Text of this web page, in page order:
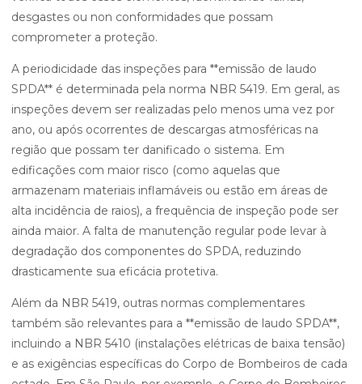
desgastes ou non conformidades que possam
comprometer a proteção.
A periodicidade das inspeções para **emissão de laudo
SPDA** é determinada pela norma NBR 5419. Em geral, as
inspeções devem ser realizadas pelo menos uma vez por
ano, ou após ocorrentes de descargas atmosféricas na
região que possam ter danificado o sistema. Em
edificações com maior risco (como aquelas que
armazenam materiais inflamáveis ou estão em áreas de
alta incidência de raios), a frequência de inspeção pode ser
ainda maior. A falta de manutenção regular pode levar à
degradação dos componentes do SPDA, reduzindo
drasticamente sua eficácia protetiva.
Além da NBR 5419, outras normas complementares
também são relevantes para a **emissão de laudo SPDA**,
incluindo a NBR 5410 (instalações elétricas de baixa tensão)
e as exigências específicas do Corpo de Bombeiros de cada